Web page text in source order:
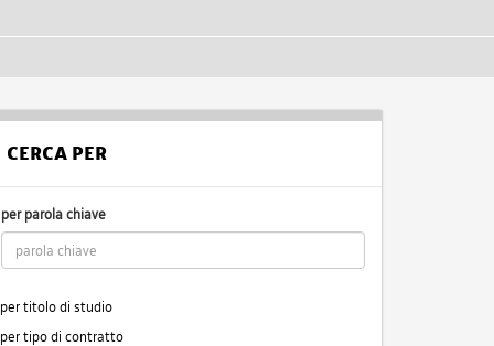
CERCA PER
per parola chiave
per titolo di studio
per tipo di contratto